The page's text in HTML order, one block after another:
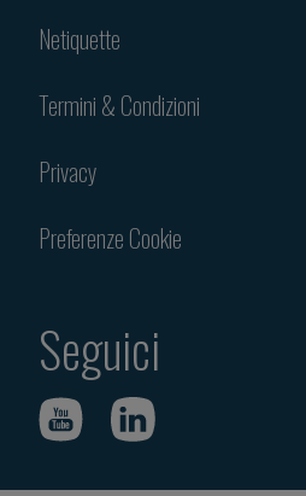
Netiquette
Termini & Condizioni
Privacy
Preferenze Cookie
Seguici